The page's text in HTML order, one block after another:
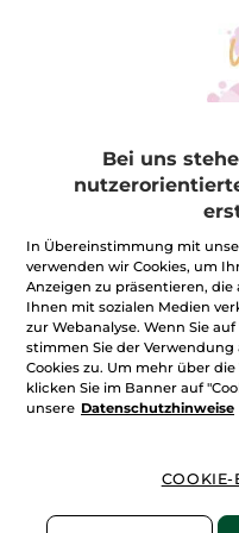
Antifalten Riche Creme
Antifalten Riche Creme
Bei uns
In Übereinstimmung mit
verwenden wir Cookies, um
Anzeigen zu präsentieren,
Ihnen mit sozialen Medien
zur Webanalyse. Wenn Sie
stimmen Sie der
Cookies zu. Um mehr über
klicken Sie im Banner auf
unsere Datenschutzhinweise
COOKIE-